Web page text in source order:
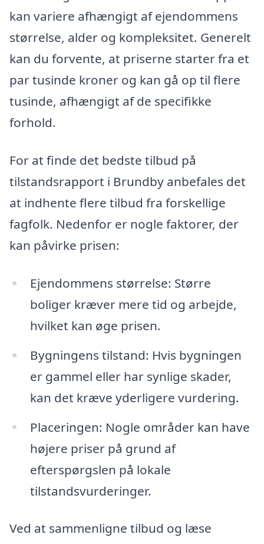
kan variere afhængigt af ejendommens
størrelse, alder og kompleksitet. Generelt
kan du forvente, at priserne starter fra et
par tusinde kroner og kan gå op til flere
tusinde, afhængigt af de specifikke
forhold.
For at finde det bedste tilbud på
tilstandsrapport i Brundby anbefales det
at indhente flere tilbud fra forskellige
fagfolk. Nedenfor er nogle faktorer, der
kan påvirke prisen:
Ejendommens størrelse: Større
boliger kræver mere tid og arbejde,
hvilket kan øge prisen.
Bygningens tilstand: Hvis bygningen
er gammel eller har synlige skader,
kan det kræve yderligere vurdering.
Placeringen: Nogle områder kan have
højere priser på grund af
efterspørgslen på lokale
tilstandsvurderinger.
Ved at sammenligne tilbud og læse